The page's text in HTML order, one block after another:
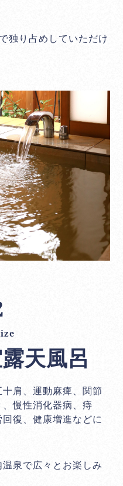
独り占めしていただけ
天風呂
肩、運動麻痺、関節
慢性消化器病、痔
復、健康増進などに
泉で広々とお楽しみ